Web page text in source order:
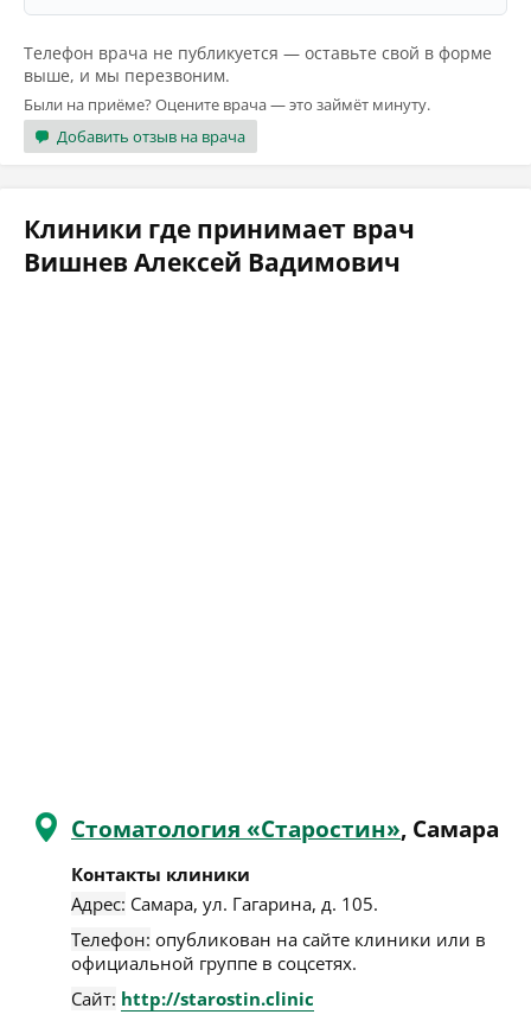
Телефон врача не публикуется — оставьте свой в форме
выше, и мы перезвоним.
Были на приёме? Оцените врача — это займёт минуту.
Добавить отзыв на врача
Клиники где принимает врач
Вишнев Алексей Вадимович
Стоматология «Старостин», Самара
Контакты клиники
Адрес: Самара, ул. Гагарина, д. 105.
Телефон: опубликован на сайте клиники или в
официальной группе в соцсетях.
Сайт: http://starostin.clinic